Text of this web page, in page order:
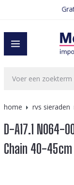
home rvs sieraden
D-A17.1 N064-
Chain 40-45cm